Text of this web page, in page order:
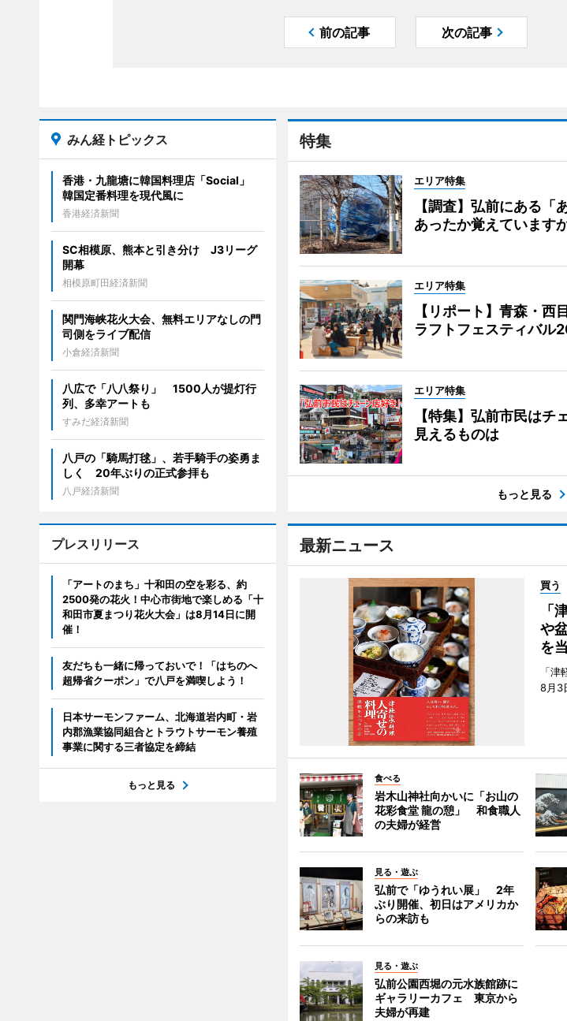
前の記事 次の記事
特集
エリア特集
【調査】弘前にある「
あったか覚えています
エリア特集
【リポート】青森・西
ラフトフェスティバル
エリア特集
【特集】弘前市民は
見えるものは
もっと見る
最新ニュース
買う
「
や
を
「
8月3
食べる
岩木山神社向かいに「お山の
花彩食堂 龍の憩」 和食職人
の夫婦が経営
見る・遊ぶ
弘前で「ゆうれい展」 2年
ぶり開催、初日はアメリカか
らの来訪も
見る・遊ぶ
弘前公園西堀の元水族館跡に
ギャラリーカフェ 東京から
夫婦が再建
みん経トピックス
香港・九龍塘に韓国料理店「Social」
韓国定番料理を現代風に
香港経済新聞
SC相模原、熊本と引き分け J3リーグ
開幕
相模原町田経済新聞
関門海峡花火大会、無料エリアなしの門
司側をライブ配信
小倉経済新聞
八広で「八八祭り」 1500人が提灯行
列、多幸アートも
すみだ経済新聞
八戸の「騎馬打毬」、若手騎手の姿勇ま
しく 20年ぶりの正式参拝も
八戸経済新聞
プレスリリース
「アートのまち」十和田の空を彩る、約
2500発の花火！中心市街地で楽しめる「十
和田市夏まつり花火大会」は8月14日に開
催！
友だちも一緒に帰っておいで！「はちのへ
超帰省クーポン」で八戸を満喫しよう！
日本サーモンファーム、北海道岩内町・岩
内郡漁業協同組合とトラウトサーモン養殖
事業に関する三者協定を締結
もっと見る